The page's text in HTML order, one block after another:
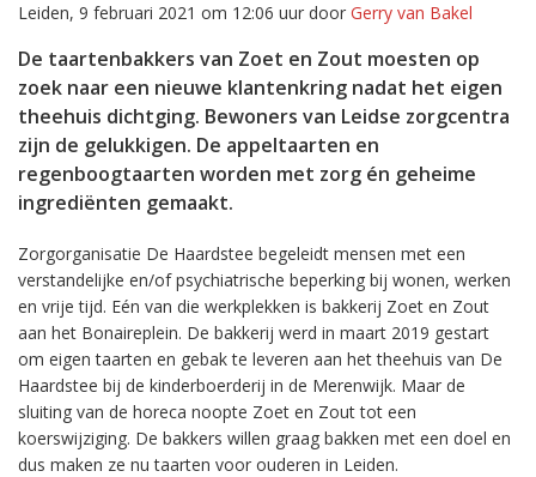
Leiden, 9 februari 2021 om 12:06 uur door Gerry van Bakel
De taartenbakkers van Zoet en Zout moesten op
zoek naar een nieuwe klantenkring nadat het eigen
theehuis dichtging. Bewoners van Leidse zorgcentra
zijn de gelukkigen. De appeltaarten en
regenboogtaarten worden met zorg én geheime
ingrediënten gemaakt.
Zorgorganisatie De Haardstee begeleidt mensen met een
verstandelijke en/of psychiatrische beperking bij wonen, werken
en vrije tijd. Eén van die werkplekken is bakkerij Zoet en Zout
aan het Bonaireplein. De bakkerij werd in maart 2019 gestart
om eigen taarten en gebak te leveren aan het theehuis van De
Haardstee bij de kinderboerderij in de Merenwijk. Maar de
sluiting van de horeca noopte Zoet en Zout tot een
koerswijziging. De bakkers willen graag bakken met een doel en
dus maken ze nu taarten voor ouderen in Leiden.